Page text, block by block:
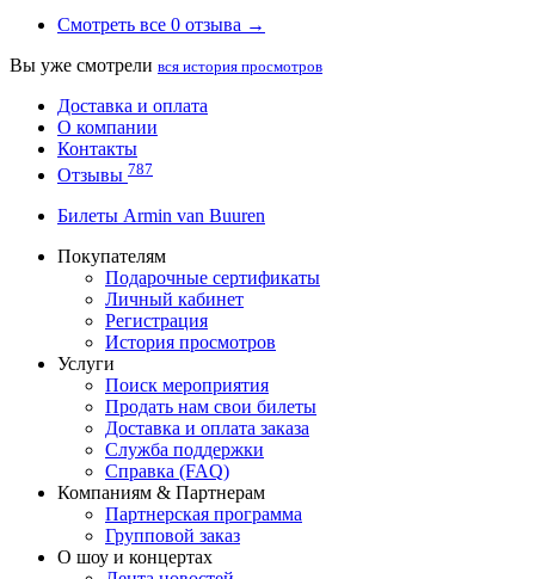
Смотреть все 0 отзыва →
Вы уже смотрели вся история просмотров
Доставка и оплата
О компании
Контакты
Отзывы 787
Билеты Armin van Buuren
Покупателям
Подарочные сертификаты
Личный кабинет
Регистрация
История просмотров
Услуги
Поиск мероприятия
Продать нам свои билеты
Доставка и оплата заказа
Служба поддержки
Справка (FAQ)
Компаниям & Партнерам
Партнерская программа
Групповой заказ
О шоу и концертах